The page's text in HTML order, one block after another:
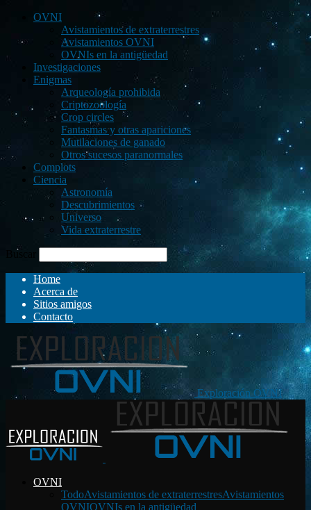
OVNI
Avistamientos de extraterrestres
Avistamientos OVNI
OVNIs en la antigüedad
Investigaciones
Enigmas
Arqueología prohibida
Criptozoología
Crop circles
Fantasmas y otras apariciones
Mutilaciones de ganado
Otros sucesos paranormales
Complots
Ciencia
Astronomía
Descubrimientos
Universo
Vida extraterrestre
Buscar
Home
Acerca de
Sitios amigos
Contacto
Exploración OVNI
OVNI
TodoAvistamientos de extraterrestresAvistamientos
OVNIOVNIs en la antigüedad